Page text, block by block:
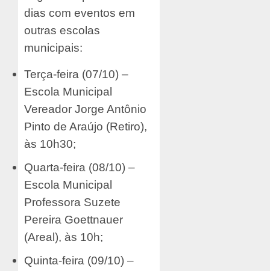
dias com eventos em
outras escolas
municipais:
Terça-feira (07/10) –
Escola Municipal
Vereador Jorge Antônio
Pinto de Araújo (Retiro),
às 10h30;
Quarta-feira (08/10) –
Escola Municipal
Professora Suzete
Pereira Goettnauer
(Areal), às 10h;
Quinta-feira (09/10) –